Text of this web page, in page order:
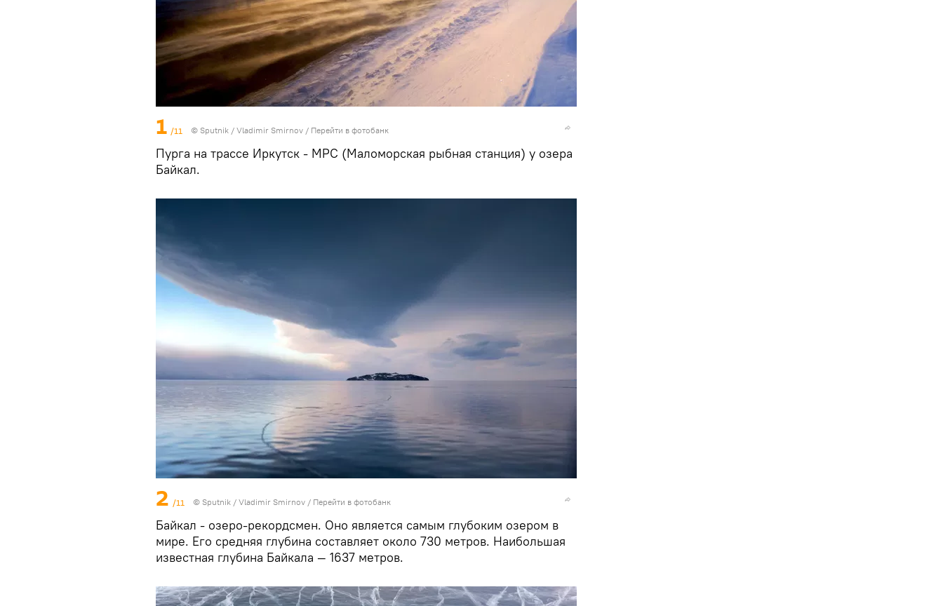
1 /11 © Sputnik / Vladimir Smirnov / Перейти в фотобанк
Пурга на трассе Иркутск - МРС (Маломорская рыбная станция) у озера
Байкал.
2 /11 © Sputnik / Vladimir Smirnov / Перейти в фотобанк
Байкал - озеро-рекордсмен. Оно является самым глубоким озером в
мире. Его средняя глубина составляет около 730 метров. Наибольшая
известная глубина Байкала — 1637 метров.